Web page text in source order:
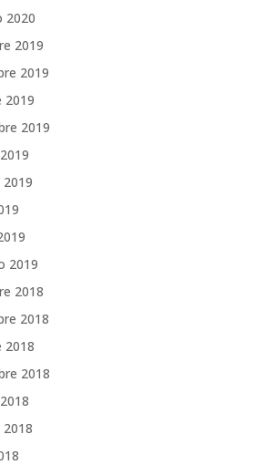
2020
2019
2019
2019
2019
2018
2018
2018